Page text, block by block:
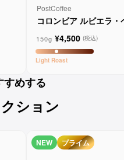
PostCoffee
コロンビア ルビエラ・
150g ¥4,500 (税込)
Light Roast
すめする
ション
NEW プライム